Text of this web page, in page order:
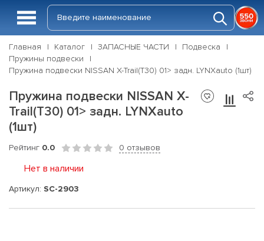
Главная Каталог ЗАПАСНЫЕ ЧАСТИ
Подвеска
Пружины подвески
Пружина подвески NISSAN X-Trail(T30) 01> задн. LYNXauto (1шт)
Пружина подвески NISSAN X-
Trail(T30) 01> задн. LYNXauto
(1шт)
Рейтинг 0.0 0 отзывов
Нет в наличии
Артикул: SC-2903